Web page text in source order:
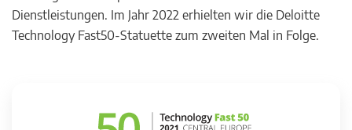
Dienstleistungen. Im Jahr 2022 erhielten wir die Deloitte
Technology Fast50-Statuette zum zweiten Mal in Folge.